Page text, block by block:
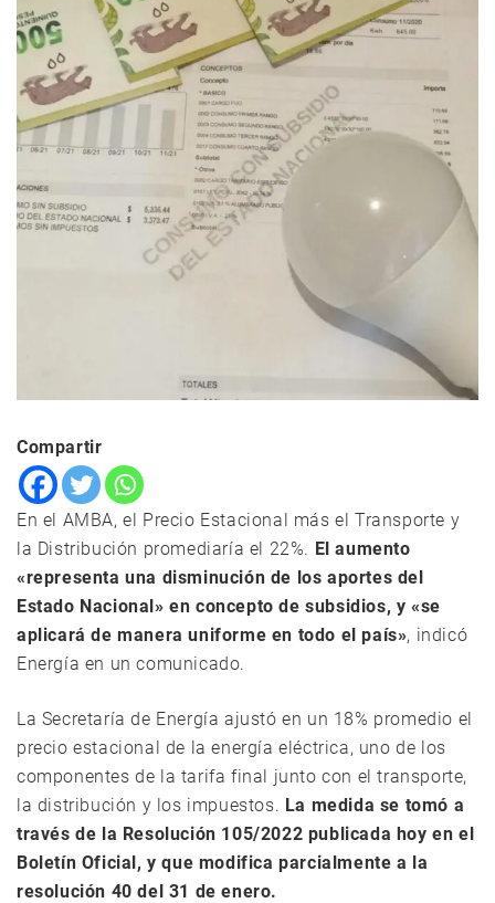
Compartir
En el AMBA, el Precio Estacional más el Transporte y
la Distribución promediaría el 22%. El aumento
«representa una disminución de los aportes del
Estado Nacional» en concepto de subsidios, y «se
aplicará de manera uniforme en todo el país», indicó
Energía en un comunicado.
La Secretaría de Energía ajustó en un 18% promedio el
precio estacional de la energía eléctrica, uno de los
componentes de la tarifa final junto con el transporte,
la distribución y los impuestos. La medida se tomó a
través de la Resolución 105/2022 publicada hoy en el
Boletín Oficial, y que modifica parcialmente a la
resolución 40 del 31 de enero.